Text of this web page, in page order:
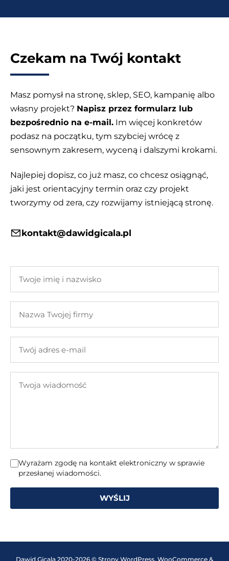
Czekam na Twój kontakt
Masz pomysł na stronę, sklep, SEO, kampanię albo
własny projekt? Napisz przez formularz lub
bezpośrednio na e-mail. Im więcej konkretów
podasz na początku, tym szybciej wrócę z
sensownym zakresem, wyceną i dalszymi krokami.
Najlepiej dopisz, co już masz, co chcesz osiągnąć,
jaki jest orientacyjny termin oraz czy projekt
tworzymy od zera, czy rozwijamy istniejącą stronę.
kontakt@dawidgicala.pl
imię
nazwisko
Twojej
adres
mail
wiadomość
Wyrażam zgodę na kontakt elektroniczny w sprawie
przesłanej wiadomości.
WYŚLIJ
Dawid Gicala 2020-2026 © Strony WordPress, WooCommerce &